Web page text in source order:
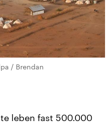
/ Brendan
leben fast 500.000